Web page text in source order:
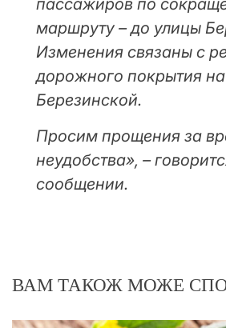
маршруту – до улицы
Изменения связаны с
дорожного покрытия
Березинской.
Просим прощения за
неудобства», –
сообщении.
ВАМ ТАКОЖ МОЖЕ